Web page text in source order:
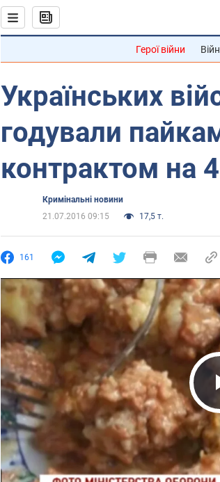
Герої війни
Українських
годували
контрактом на
Кримінальні новини
21.07.2016 09:15
17,5 т.
161